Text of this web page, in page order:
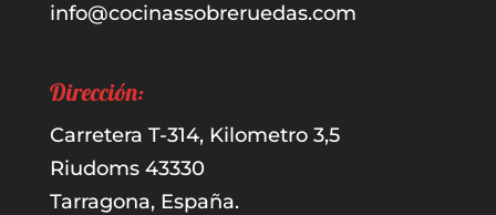
info@cocinassobreruedas.com
Dirección:
Carretera T-314, Kilometro 3,5
Riudoms 43330
Tarragona, España.